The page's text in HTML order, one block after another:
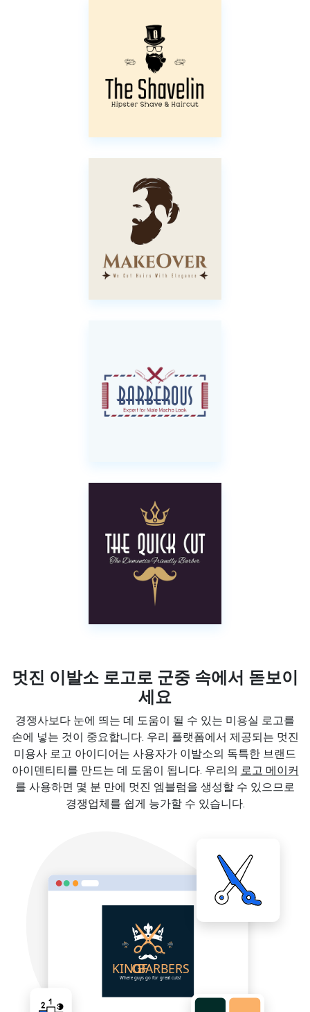
멋진 이발소 로고로 군중 속에서 돋보이
세요
경쟁사보다 눈에 띄는 데 도움이 될 수 있는 미용실 로고를
손에 넣는 것이 중요합니다. 우리 플랫폼에서 제공되는 멋진
미용사 로고 아이디어는 사용자가 이발소의 독특한 브랜드
아이덴티티를 만드는 데 도움이 됩니다. 우리의 로고 메이커
를 사용하면 몇 분 만에 멋진 엠블럼을 생성할 수 있으므로
경쟁업체를 쉽게 능가할 수 있습니다.